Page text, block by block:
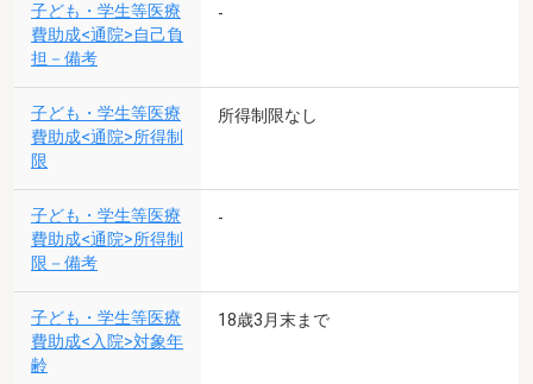
子ども・学生等医療
費助成<通院>自己負
担－備考
-
子ども・学生等医療
費助成<通院>所得制
限
所得制限なし
子ども・学生等医療
費助成<通院>所得制
限－備考
-
子ども・学生等医療
費助成<入院>対象年
齢
18歳3月末まで